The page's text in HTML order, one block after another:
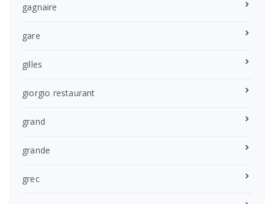
gagnaire
gare
gilles
giorgio restaurant
grand
grande
grec